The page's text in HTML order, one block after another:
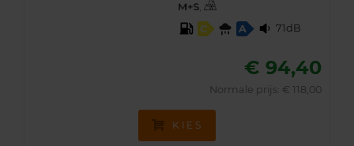
,
C
A 71dB
€ 94,40
Normale prijs: € 118,00
KIES